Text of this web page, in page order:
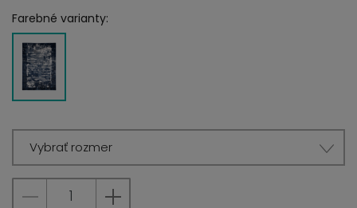
Farebné varianty:
Vybrať rozmer